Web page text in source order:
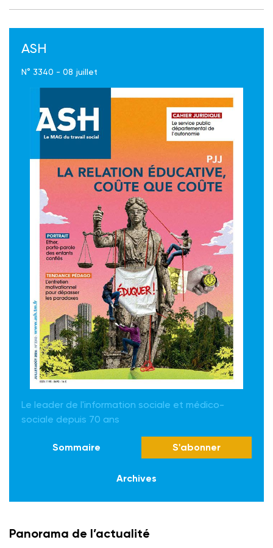
ASH
N° 3340 - 08 juillet
Le leader de l'information sociale et médico-
sociale depuis 70 ans
Sommaire S'abonner
Archives
Panorama de l’actualité